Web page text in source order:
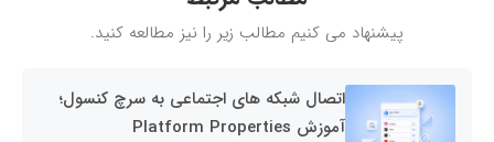
پیشنهاد می کنیم مطالب زیر را نیز مطالعه کنید.
اتصال شبکه های اجتماعی به سرچ کنسول؛
آموزش Platform Properties